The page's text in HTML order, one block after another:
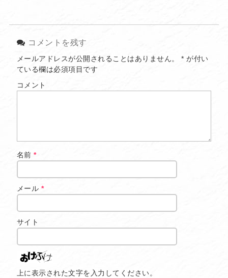
コメントを残す
メールアドレスが公開されることはありません。 * が付い
ている欄は必須項目です
コメント
名前*
メール *
サイト
上に表示された文字を入力してください。